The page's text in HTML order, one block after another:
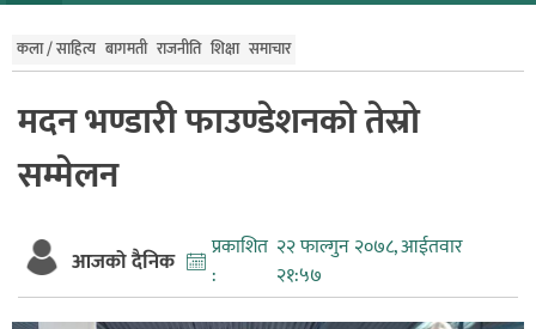
कला / साहित्य बागमती राजनीति शिक्षा समाचार
मदन भण्डारी फाउण्डेशनको तेस्रो
सम्मेलन
आजको दैनिक
प्रकाशित
:
२२ फाल्गुन २०७८, आईतवार
२१:५७